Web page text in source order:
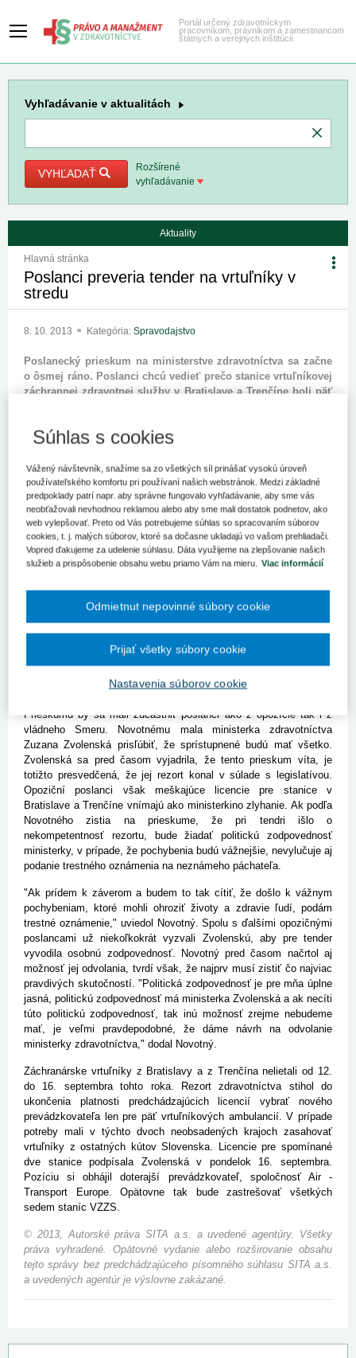
Portál určený zdravotníckym
pracovníkom, právnikom a zamestnancom
štátnych a verejných inštitúcií
Vyhľadávanie v aktualitách
VYHĽADAŤ
Rozšírené
vyhľadávanie
Aktuality
Hlavná stránka
Poslanci preveria tender na vrtuľníky v
stredu
8. 10. 2013 Kategória: Spravodajstvo
Poslanecký prieskum na ministerstve zdravotníctva sa začne
o ôsmej ráno. Poslanci chcú vedieť prečo stanice vrtuľníkovej
záchrannej zdravotnej služby v Bratislave a Trenčíne boli päť
BRATISLAVA 8. októbra (SITA) - Poslanci si posvietia na okolnosti
Bratislave a Trenčíne priamo na ministerstve zdravotníctva (MZ) v
stredu. Zaujímať ich bude najmä to, prečo tieto body zostali päť
dní bez licencie. Pre chýbajúce povolenie nemohli vrtuľníky z
týchto staníc lietať. Poslanecký prieskum schválil Výbor NR SR
pre zdravotníctvo koncom septembra.
"Budeme sa snažiť, minimálne ja, zistiť všetky dôvody, prečo
ministerstvo zdravotníctva meškalo s vydaním povolenia a budem
ekonomické a týkali sa tohto druhého uchádzača, ktorý nakoniec
nebol úspešný," skonštatoval poslanec SDKÚ-DS Viliam Novotný.
Rezort zdravotníctva dlhodobo tvrdí, že pri výberovom konaní
postupoval v súlade so zákonom. Ministerstvo tvrdilo, že termíny
potrebné dokumenty, na doplnenie ktorých musel rezort čakať.
Prieskumu by sa mali zúčastniť poslanci ako z opozície tak i z
vládneho Smeru. Novotnému mala ministerka zdravotníctva
Zuzana Zvolenská prisľúbiť, že sprístupnené budú mať všetko.
Zvolenská sa pred časom vyjadrila, že tento prieskum víta, je
totižto presvedčená, že jej rezort konal v súlade s legislatívou.
Opoziční poslanci však meškajúce licencie pre stanice v
Bratislave a Trenčíne vnímajú ako ministerkino zlyhanie. Ak podľa
Novotného zistia na prieskume, že pri tendri išlo o
nekompetentnosť rezortu, bude žiadať politickú zodpovednosť
ministerky, v prípade, že pochybenia budú vážnejšie, nevylučuje aj
podanie trestného oznámenia na neznámeho páchateľa.
"Ak prídem k záverom a budem to tak cítiť, že došlo k vážnym
pochybeniam, ktoré mohli ohroziť životy a zdravie ľudí, podám
trestné oznámenie," uviedol Novotný. Spolu s ďalšími opozičnými
poslancami už niekoľkokrát vyzvali Zvolenskú, aby pre tender
vyvodila osobnú zodpovednosť. Novotný pred časom načrtol aj
možnosť jej odvolania, tvrdí však, že najprv musí zistiť čo najviac
pravdivých skutočností. "Politická zodpovednosť je pre mňa úplne
jasná, politickú zodpovednosť má ministerka Zvolenská a ak necíti
túto politickú zodpovednosť, tak inú možnosť zrejme nebudeme
mať, je veľmi pravdepodobné, že dáme návrh na odvolanie
ministerky zdravotníctva," dodal Novotný.
Záchranárske vrtuľníky z Bratislavy a z Trenčína nelietali od 12.
do 16. septembra tohto roka. Rezort zdravotníctva stihol do
ukončenia platnosti predchádzajúcich licencií vybrať nového
prevádzkovateľa len pre päť vrtuľníkových ambulancií. V prípade
potreby mali v týchto dvoch neobsadených krajoch zasahovať
vrtuľníky z ostatných kútov Slovenska. Licencie pre spomínané
dve stanice podpísala Zvolenská v pondelok 16. septembra.
Pozíciu si obhájil doterajší prevádzkovateľ, spoločnosť Air -
Transport Europe. Opätovne tak bude zastrešovať všetkých
sedem staníc VZZS.
© 2013, Autorské práva SITA a.s. a uvedené agentúry. Všetky
práva vyhradené. Opätovné vydanie alebo rozširovanie obsahu
tejto správy bez predchádzajúceho písomného súhlasu SITA a.s.
a uvedených agentúr je výslovne zakázané.
Súhlas s cookies
Vážený návštevník, snažíme sa zo všetkých síl prinášať vysokú úroveň
používateľského komfortu pri používaní našich webstránok. Medzi základné
predpoklady patrí napr. aby správne fungovalo vyhľadávanie, aby sme vás
neobťažovali nevhodnou reklamou alebo aby sme mali dostatok podnetov, ako
web vylepšovať. Preto od Vás potrebujeme súhlas so spracovaním súborov
cookies, t. j. malých súborov, ktoré sa dočasne ukladajú vo vašom prehliadači.
Vopred ďakujeme za udelenie súhlasu. Dáta využijeme na zlepšovanie našich
služieb a prispôsobenie obsahu webu priamo Vám na mieru.
Viac informácií
Nastavenia súborov cookie
Odmietnut nepovinné súbory cookie
Prijať všetky súbory cookie